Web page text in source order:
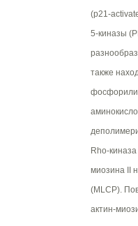
(р21-
5-киназы
также
Rho-
миозина II
(MLCP).
актин-